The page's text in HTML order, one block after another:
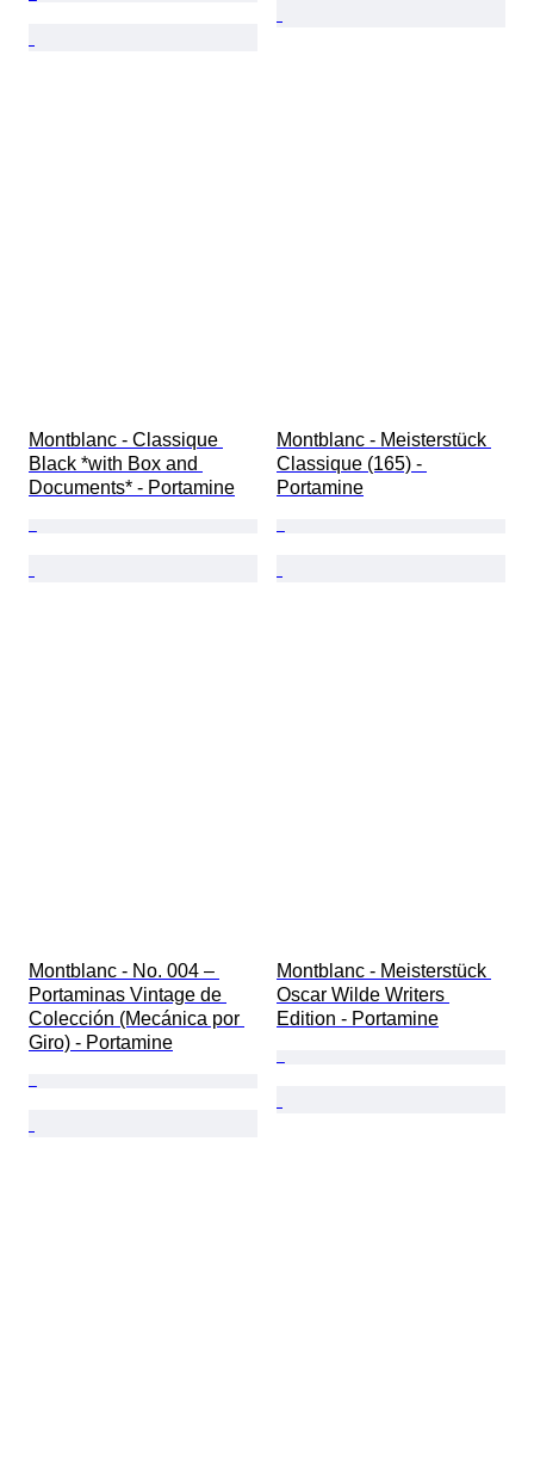
Montblanc - Classique
Black *with Box and
Documents* - Portamine
Montblanc - Meisterstück
Classique (165) -
Portamine
Montblanc - No. 004 –
Portaminas Vintage de
Colección (Mecánica por
Giro) - Portamine
Montblanc - Meisterstück
Oscar Wilde Writers
Edition - Portamine